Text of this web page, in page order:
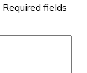
Required fields